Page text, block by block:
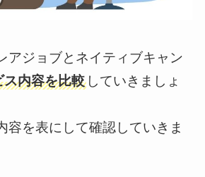
アジョブとネイティブキャン
内容を比較していきましょ
容を表にして確認していきま